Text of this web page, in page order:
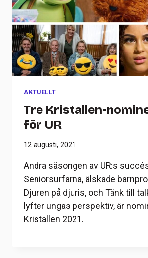
AKTUELLT
Tre Kristallen-
för UR
12 augusti, 2021
Andra säsongen av UR:s
Seniorsurfarna, älskade
Djuren på djuris, och Tänk till
lyfter ungas perspektiv, är
Kristallen 2021.